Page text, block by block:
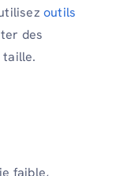
outils
des